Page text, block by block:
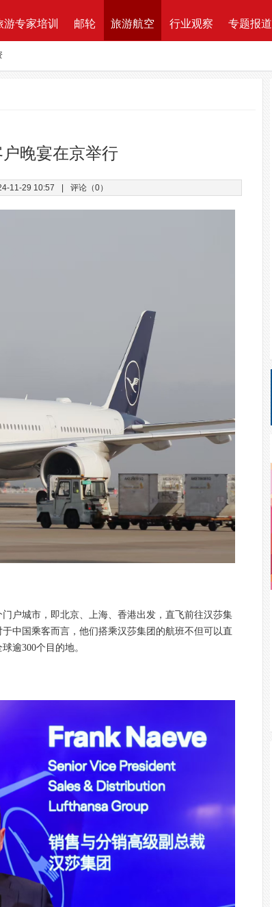
游专家培训 邮轮 旅游航空 行业观察 专题报道
招标说明
助力旅游同业
晚宴在京举行
11-29 10:57 评论（0）
户城市，即北京、上海、香港出发，直飞前往汉莎集
中国乘客而言，他们搭乘汉莎集团的航班不但可以直
逾300个目的地。